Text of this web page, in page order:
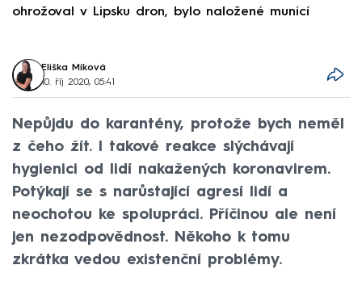
ohrožoval v Lipsku dron, bylo naložené municí
Eliška Míková
10. říj 2020, 05:41
Nepůjdu do karantény, protože bych neměl
z čeho žít. I takové reakce slýchávají
hygienici od lidí nakažených koronavirem.
Potýkají se s narůstající agresí lidí a
neochotou ke spolupráci. Příčinou ale není
jen nezodpovědnost. Někoho k tomu
zkrátka vedou existenční problémy.